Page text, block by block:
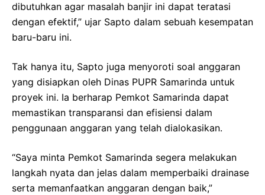
dibutuhkan agar masalah banjir ini dapat teratasi
dengan efektif,” ujar Sapto dalam sebuah kesempatan
baru-baru ini.
Tak hanya itu, Sapto juga menyoroti soal anggaran
yang disiapkan oleh Dinas PUPR Samarinda untuk
proyek ini. Ia berharap Pemkot Samarinda dapat
memastikan transparansi dan efisiensi dalam
penggunaan anggaran yang telah dialokasikan.
“Saya minta Pemkot Samarinda segera melakukan
langkah nyata dan jelas dalam memperbaiki drainase
serta memanfaatkan anggaran dengan baik,”